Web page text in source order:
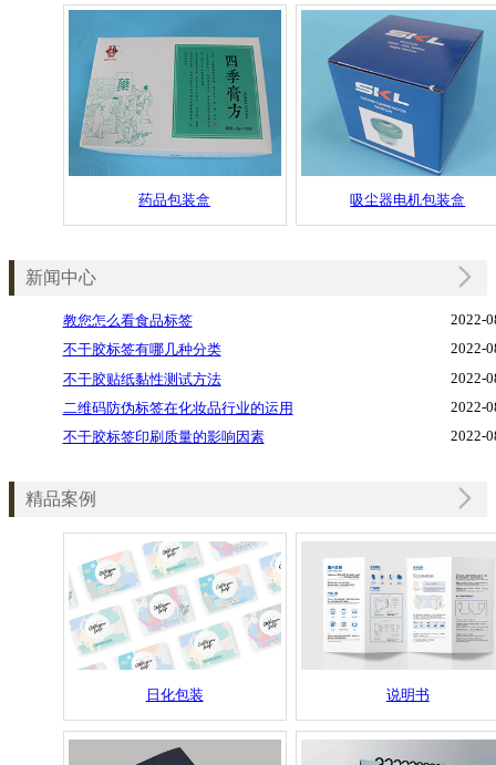
药品包装盒 吸尘器电机包装盒
新闻中心
教您怎么看食品标签
2022-
不干胶标签有哪几种分类
2022-
不干胶贴纸黏性测试方法
2022-
二维码防伪标签在化妆品行业的运用
2022-
不干胶标签印刷质量的影响因素
2022-
精品案例
日化包装 说明书